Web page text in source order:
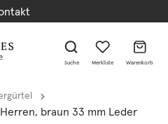
Suche Merkliste Warenkorb
braun 33 mm Leder